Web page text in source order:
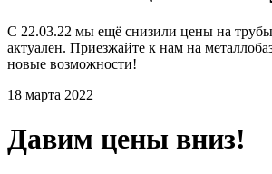
С 22.03.22 мы ещё снизили цены на
актуален. Приезжайте к нам на
новые возможности!
18 марта 2022
Давим цены вниз!